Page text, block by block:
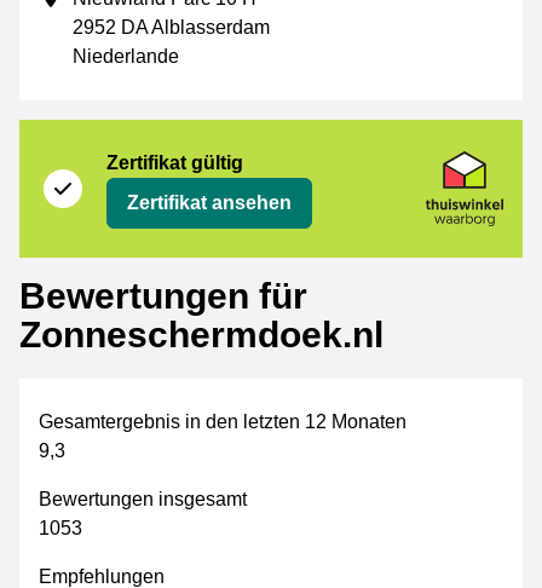
2952 DA Alblasserdam
Niederlande
Zertifikat gültig
Zertifikat ansehen
Bewertungen für
Zonneschermdoek.nl
Gesamtergebnis in den letzten 12 Monaten
9,3
Bewertungen insgesamt
1053
Empfehlungen